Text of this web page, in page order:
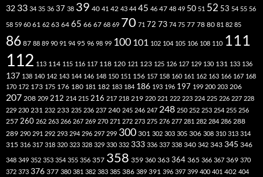
32 33 34 35 36 37 38 39 40 41 42 43 44 45 46 47 48 49 50 51 52 53 54 55 56
58 59 60 61 62 63 64 65 66 67 68 69 70 71 72 73 74 75 77 78 80 81 82 85
86 87 88 89 90 91 94 95 96 98 99 100 101 102 104 105 106 108 110 111
112 113 114 115 116 117 118 120 121 123 125 126 127 129 130 131 133 136
137 138 140 142 143 144 146 148 150 151 156 157 158 160 161 162 163 166 167 168
170 172 173 175 176 180 181 182 183 184 186 193 196 197 199 200 203 206
207 208 209 212 214 215 216 217 218 219 220 221 222 223 224 225 226 227 228
229 230 231 232 233 235 236 237 240 245 246 247 248 250 252 253 254 255 256
257 260 262 263 266 267 269 270 271 272 273 275 276 277 281 282 284 286 288
289 290 291 292 293 294 296 297 299 300 301 302 303 305 306 308 310 313 314
315 316 317 318 320 323 328 329 330 332 333 336 337 338 340 342 343 345 346
348 349 352 353 354 355 356 357 358 359 360 363 364 365 366 367 369 370
372 373 376 377 380 381 382 383 385 386 389 391 396 397 399 400 401 402 404